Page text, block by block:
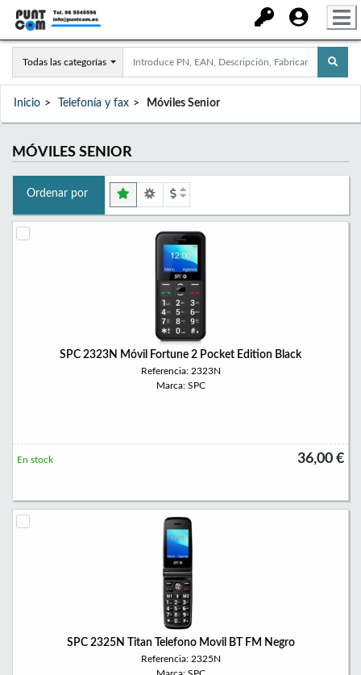
Todas las categorías
Inicio Telefonía y fax Móviles Senior
MÓVILES SENIOR
Ordenar por
SPC 2323N Móvil Fortune 2 Pocket Edition Black
Referencia: 2323N
Marca: SPC
36,00 €
En stock
SPC 2325N Titan Telefono Movil BT FM Negro
Referencia: 2325N